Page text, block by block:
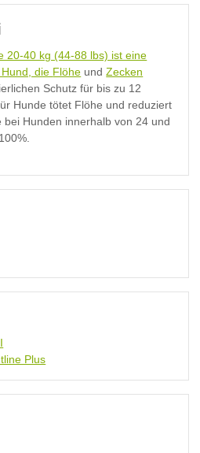
20-40 kg (44-88 lbs) ist eine
die Flöhe undZecken
Schutz für bis zu 12
Hunde tötet Flöhe und reduziert
bei Hunden innerhalb von 24 und
Plus